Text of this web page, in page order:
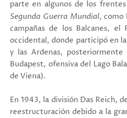
parte en algunos de los
Segunda Guerra Mundial, como
campañas de los Balcanes,
occidental, donde participó en
y las Ardenas,
Budapest, ofensiva del Lago
de Viena).
En 1943, la división Das Reich,
reestructuración debido a la